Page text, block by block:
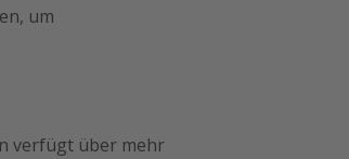
um
verfügt über mehr